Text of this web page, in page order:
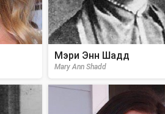
Мэри Энн Шадд
Mary Ann Shadd